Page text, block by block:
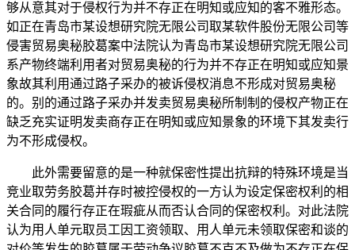
够从意其对于侵权行为并不存正在明知或应知的客不雅形态。
如正在青岛市某设想研究院无限公司取某软件股份无限公司等
侵害贸易奥秘胶葛案中法院认为青岛市某设想研究院无限公司
系产物终端利用者对贸易奥秘的行为并不存正在明知或应知景
象故其利用通过路子采办的被诉侵权消息不形成对贸易奥秘
的。别的通过路子采办并发卖贸易奥秘所制制的侵权产物正在
缺乏充实证明发卖商存正在明知或应知景象的环境下其发卖行
为不形成侵权。
此外需要留意的是一种就保密性提出抗辩的特殊环境是当
竞业取劳务胶葛并存时被控侵权的一方认为设定保密权利的相
关合同的履行存正在瑕疵从而否认合同的保密权利。对此法院
认为用人单元取员工因工资领取、用人单元未领取保密和谈的